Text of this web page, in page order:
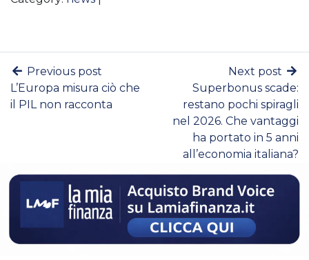
Previous post
L’Europa misura ciò che
il PIL non racconta
Next post
Superbonus scade:
restano pochi spiragli
nel 2026. Che vantaggi
ha portato in 5 anni
all’economia italiana?